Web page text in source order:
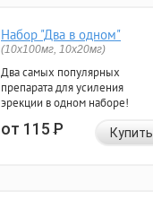
Набор "Два в одном"
(10x100мг, 10x20мг)
Два самых популярных
препарата для усиления
эрекции в одном наборе!
от 115Р Купить